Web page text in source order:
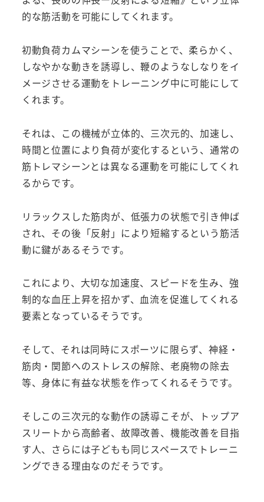
的な筋活動を可能にしてくれます。
初動負荷カムマシーンを使うことで、柔らかく、
しなやかな動きを誘導し、鞭のようなしなりをイ
メージさせる運動をトレーニング中に可能にして
くれます。
それは、この機械が立体的、三次元的、加速し、
時間と位置により負荷が変化するという、通常の
筋トレマシーンとは異なる運動を可能にしてくれ
るからです。
リラックスした筋肉が、低張力の状態で引き伸ば
され、その後「反射」により短縮するという筋活
動に鍵があるそうです。
これにより、大切な加速度、スピードを生み、強
制的な血圧上昇を招かず、血流を促進してくれる
要素となっているそうです。
そして、それは同時にスポーツに限らず、神経・
筋肉・関節へのストレスの解除、老廃物の除去
等、身体に有益な状態を作ってくれるそうです。
そしこの三次元的な動作の誘導こそが、トップア
スリートから高齢者、故障改善、機能改善を目指
す人、さらには子どもも同じスペースでトレーニ
ングできる理由なのだそうです。